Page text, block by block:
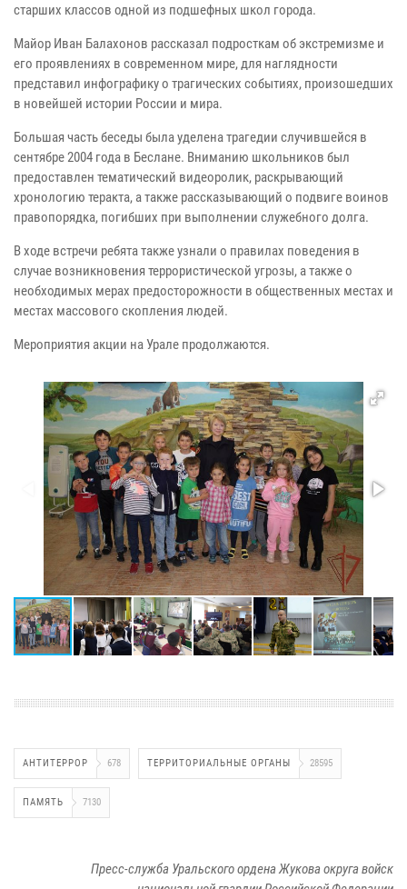
старших классов одной из подшефных школ города.
Майор Иван Балахонов рассказал подросткам об экстремизме и
его проявлениях в современном мире, для наглядности
представил инфографику о трагических событиях, произошедших
в новейшей истории России и мира.
Большая часть беседы была уделена трагедии случившейся в
сентябре 2004 года в Беслане. Вниманию школьников был
предоставлен тематический видеоролик, раскрывающий
хронологию теракта, а также рассказывающий о подвиге воинов
правопорядка, погибших при выполнении служебного долга.
В ходе встречи ребята также узнали о правилах поведения в
случае возникновения террористической угрозы, а также о
необходимых мерах предосторожности в общественных местах и
местах массового скопления людей.
Мероприятия акции на Урале продолжаются.
АНТИТЕРРОР 678 ТЕРРИТОРИАЛЬНЫЕ ОРГАНЫ 28595
ПАМЯТЬ 7130
Пресс-служба Уральского ордена Жукова округа войск